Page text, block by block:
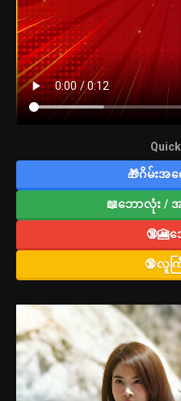
🎁ဂိမ်းအ
📖ဘောလုံး /
🔞🎦
🔞လူက